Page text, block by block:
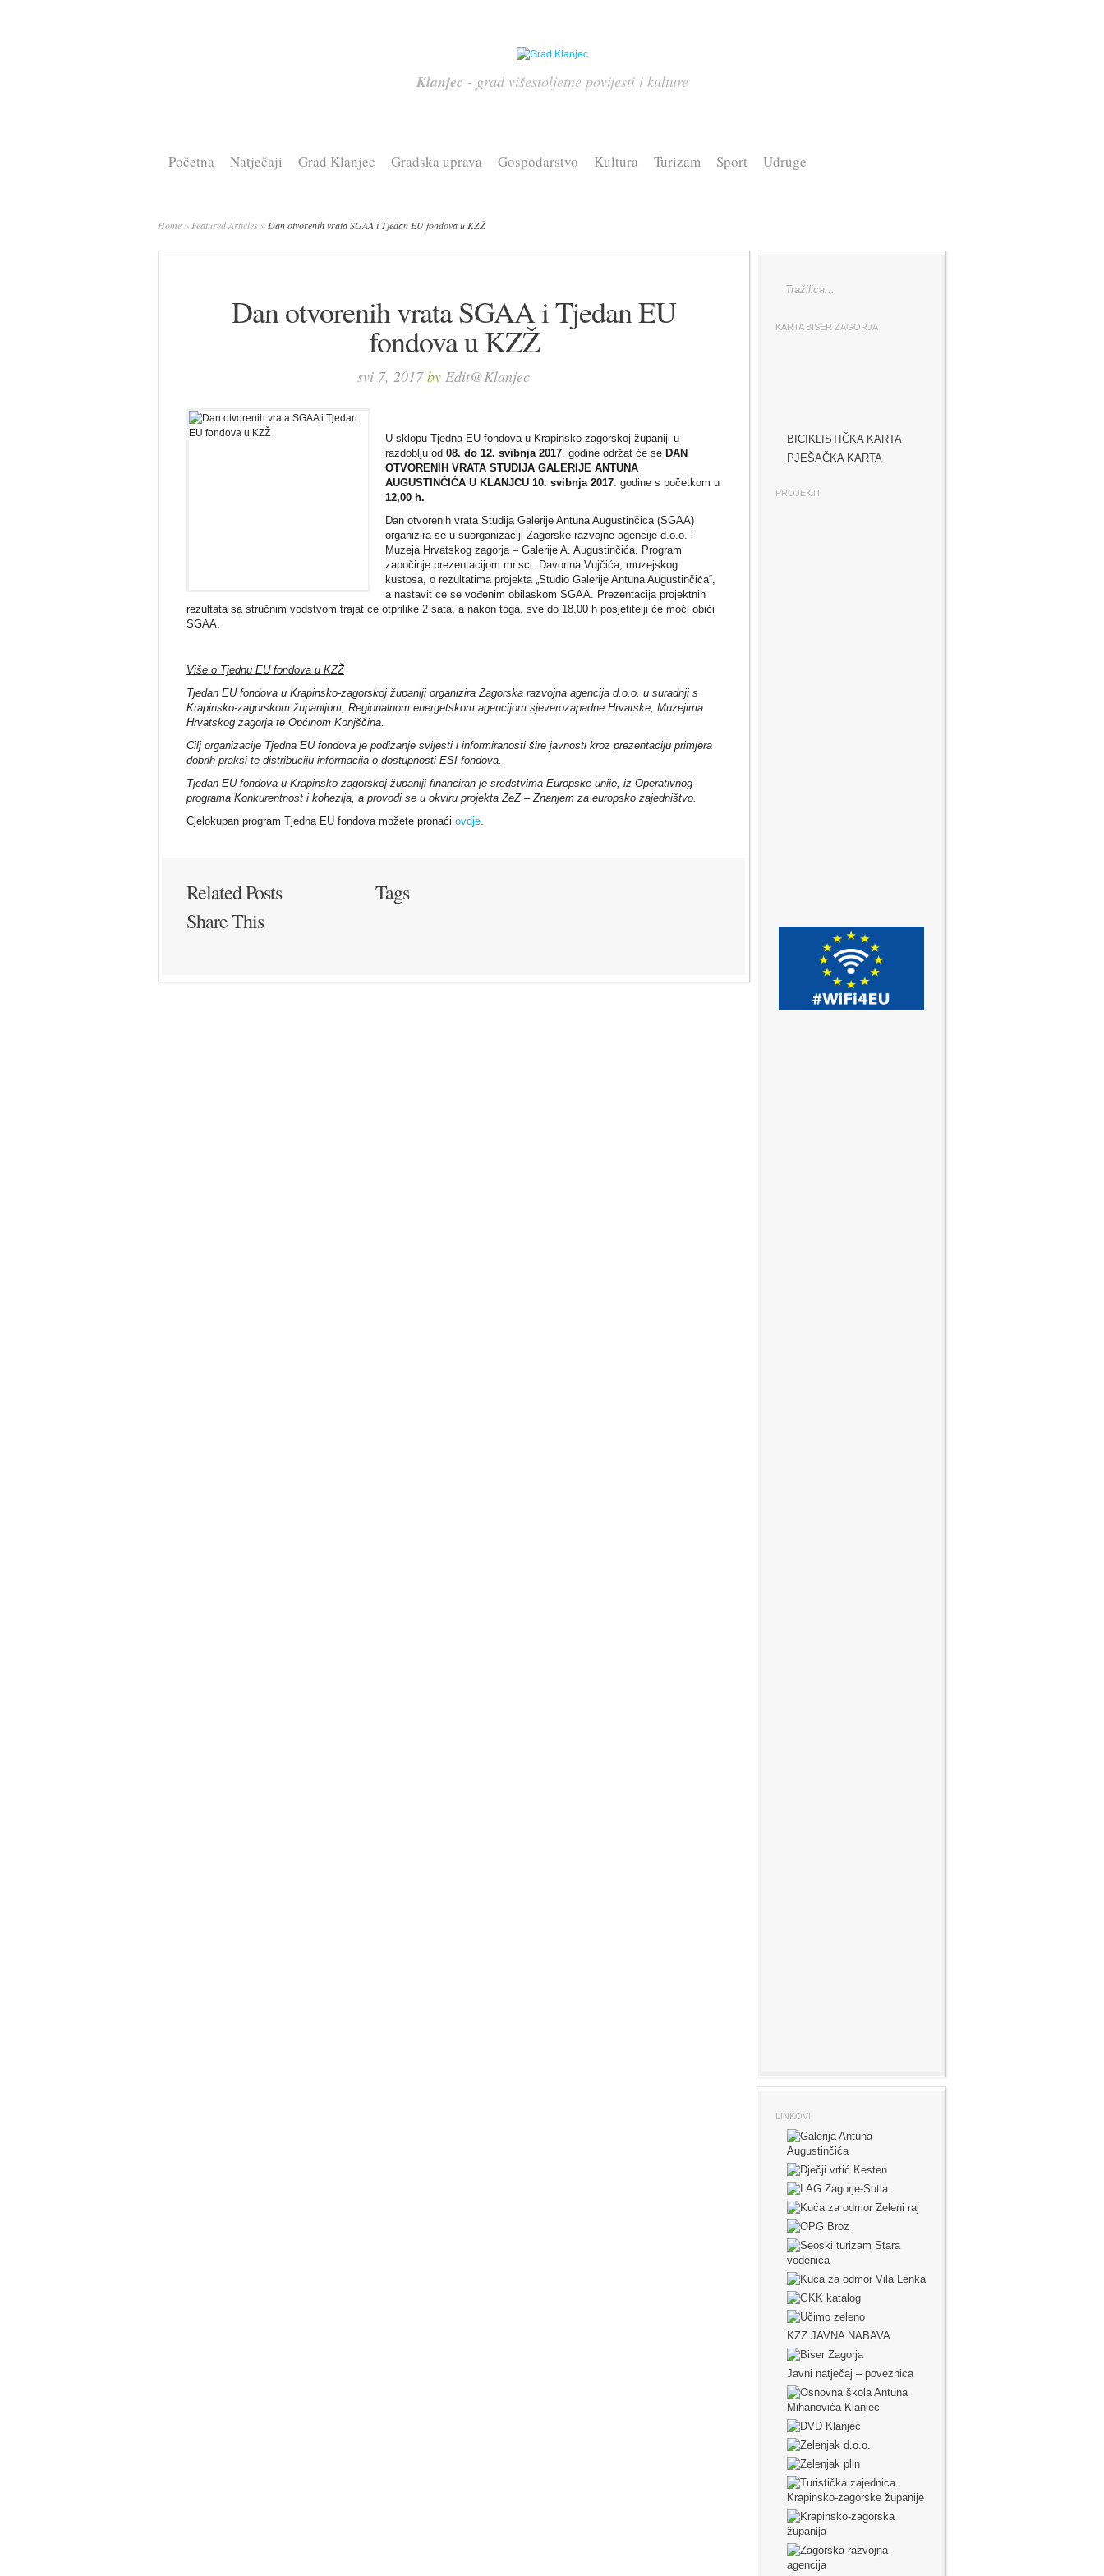
Klanjec - grad višestoljetne povijesti i kulture
Početna Natječaji Grad Klanjec Gradska uprava Gospodarstvo Kultura Turizam Sport Udruge
Home » Featured Articles » Dan otvorenih vrata SGAA i Tjedan EU fondova u KZŽ
Dan otvorenih vrata SGAA i Tjedan EU
fondova u KZŽ
svi 7, 2017by Edit@Klanjec
U sklopu Tjedna EU fondova u Krapinsko-zagorskoj županiji u
razdoblju od 08. do 12. svibnja 2017. godine održat će se DAN
OTVORENIH VRATA STUDIJA GALERIJE ANTUNA
AUGUSTINČIĆA U KLANJCU 10. svibnja 2017. godine s početkom u
12,00 h.
Dan otvorenih vrata Studija Galerije Antuna Augustinčića (SGAA)
organizira se u suorganizaciji Zagorske razvojne agencije d.o.o. i
Muzeja Hrvatskog zagorja – Galerije A. Augustinčića. Program
započinje prezentacijom mr.sci. Davorina Vujčića, muzejskog
kustosa, o rezultatima projekta „Studio Galerije Antuna Augustinčića“,
a nastavit će se vođenim obilaskom SGAA. Prezentacija projektnih
rezultata sa stručnim vodstvom trajat će otprilike 2 sata, a nakon toga, sve do 18,00 h posjetitelji će moći obići
SGAA.
Više o Tjednu EU fondova u KZŽ
Tjedan EU fondova u Krapinsko-zagorskoj županiji organizira Zagorska razvojna agencija d.o.o. u suradnji s
Krapinsko-zagorskom županijom, Regionalnom energetskom agencijom sjeverozapadne Hrvatske, Muzejima
Hrvatskog zagorja te Općinom Konjščina.
Cilj organizacije Tjedna EU fondova je podizanje svijesti i informiranosti šire javnosti kroz prezentaciju primjera
dobrih praksi te distribuciju informacija o dostupnosti ESI fondova.
Tjedan EU fondova u Krapinsko-zagorskoj županiji financiran je sredstvima Europske unije, iz Operativnog
programa Konkurentnost i kohezija, a provodi se u okviru projekta ZeZ – Znanjem za europsko zajedništvo.
Cjelokupan program Tjedna EU fondova možete pronaći ovdje.
Related Posts
Tags
Share This
KARTA BISER ZAGORJA
BICIKLISTIČKA KARTA
PJEŠAČKA KARTA
PROJEKTI
LINKOVI
KZZ JAVNA NABAVA
Javni natječaj – poveznica